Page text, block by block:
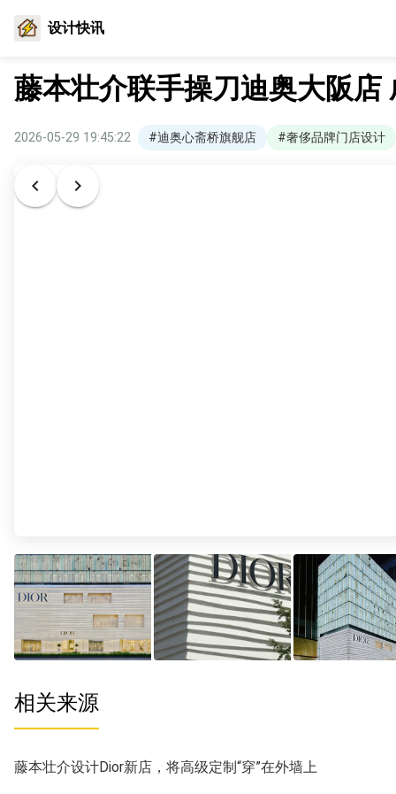
设计快讯
藤本壮介联手操刀迪奥大阪店
2026-05-29 19:45:22 #迪奥心斋桥旗舰店 #奢侈品牌门店设计
相关来源
藤本壮介设计Dior新店，将高级定制“穿”在外墙上